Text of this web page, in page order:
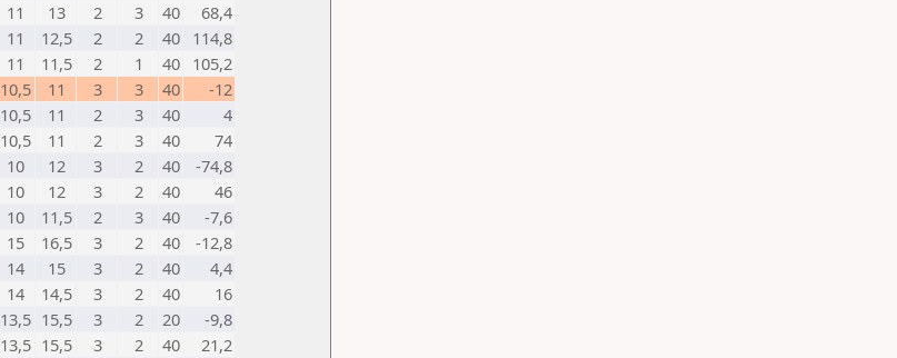
11 13 2 3 40
68,4
11 12,5 2 2 40 114,8
11 11,5 2 1 40 105,2
10,5 11 3 3 40
-12
10,5 11 2 3 40
4
10,5 11 2 3 40
74
10 12 3 2 40
-74,8
10 12 3 2 40
46
10 11,5 2 3 40
-7,6
15 16,5 3 2 40
-12,8
14 15 3 2 40
4,4
14 14,5 3 2 40
16
13,5 15,5 3 2 20
-9,8
13,5 15,5 3 2 40
21,2